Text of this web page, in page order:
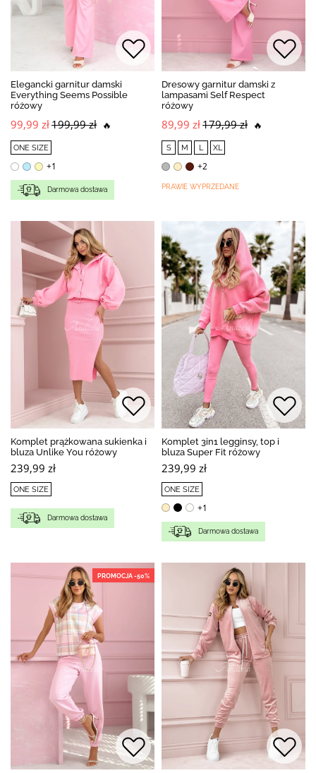
Elegancki garnitur damski
Everything Seems Possible
różowy
99,99 zł199,99 zł 🔥
ONE SIZE
+1
Darmowa dostawa
Dresowy garnitur damski z
lampasami Self Respect
różowy
89,99 zł179,99 zł 🔥
S M L XL
+2
PRAWIE WYPRZEDANE
Komplet prążkowana sukienka i
bluza Unlike You różowy
239,99 zł
ONE SIZE
Darmowa dostawa
Komplet 3in1 legginsy, top i
bluza Super Fit różowy
239,99 zł
ONE SIZE
+1
Darmowa dostawa
PROMOCJA -50%